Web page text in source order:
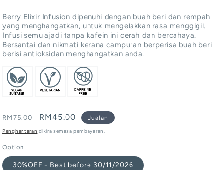
Berry Elixir Infusion dipenuhi dengan buah beri dan rempah
yang menghangatkan, untuk mengelakkan rasa menggigil.
Infusi semulajadi tanpa kafein ini cerah dan bercahaya.
Bersantai dan nikmati kerana campuran berperisa buah beri
berisi antioksidan menghangatkan anda.
Harga
biasa
RM75.00
Harga
jualan
RM45.00 Jualan
Penghantaran dikira semasa pembayaran.
Option
30%OFF - Best before 30/11/2026